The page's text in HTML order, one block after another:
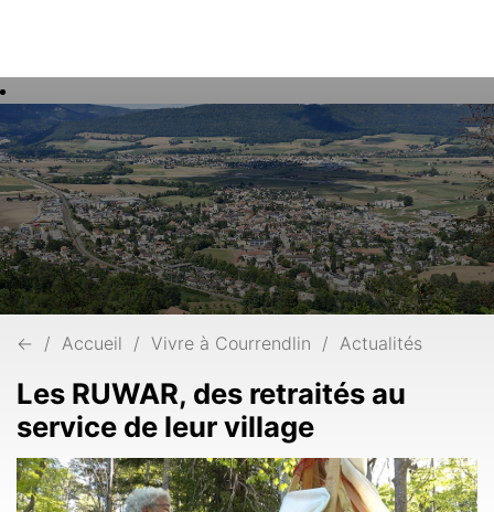
Mots
clés
← Accueil Vivre à Courrendlin Actualités
Les RUWAR, des retraités au
service de leur village